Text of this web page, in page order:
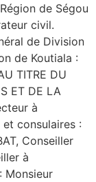
de Ségou
civil.
de Division
de Koutiala :
TITRE DU
ET DE LA
à
consulaires :
Conseiller
à
Monsieur